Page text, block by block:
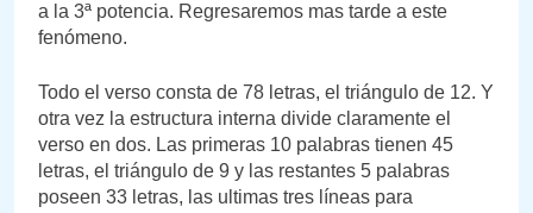
a la 3ª potencia. Regresaremos mas tarde a este
fenómeno.
Todo el verso consta de 78 letras, el triángulo de 12. Y
otra vez la estructura interna divide claramente el
verso en dos. Las primeras 10 palabras tienen 45
letras, el triángulo de 9 y las restantes 5 palabras
poseen 33 letras, las ultimas tres líneas para